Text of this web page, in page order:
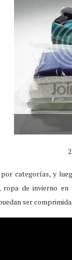
categorías, y
ropa de invierno
ser